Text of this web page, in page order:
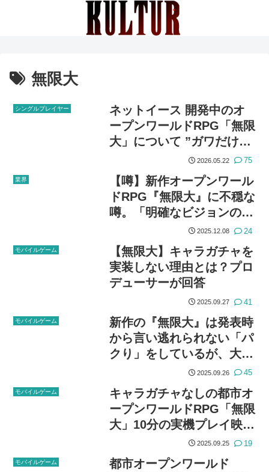
無限大
シングルプレイヤー
ネットイース 開発中のオ
ープンワールドRPG「無限
大」について ”ガワだけ変
えたゲームではない”
2026.05.22 75
業界
【噂】新作オープンワール
ドRPG『無限大』に不穏な
噂。「明確なビジョンの欠
如」「夜10時までの残業が
日常化」「開発チームの士
気が低い」など…
2025.12.08 24
モバイルゲーム
【無限大】キャラガチャを
実装しない理由とは？プロ
デューサーが回答
2025.09.27 41
モバイルゲーム
新作の『無限大』は発表時
から言い逃れられない「パ
クり」をしているが、大き
な問題にはならないかもし
れない
2025.09.26 45
モバイルゲーム
キャラガチャなしの都市オ
ープンワールドRPG「無限
大」10分の実機プレイ映像
2025.09.25 19
モバイルゲーム
都市オープンワールド